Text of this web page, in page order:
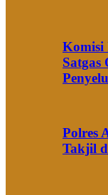
Komisi
Satgas
Polres
Takjil